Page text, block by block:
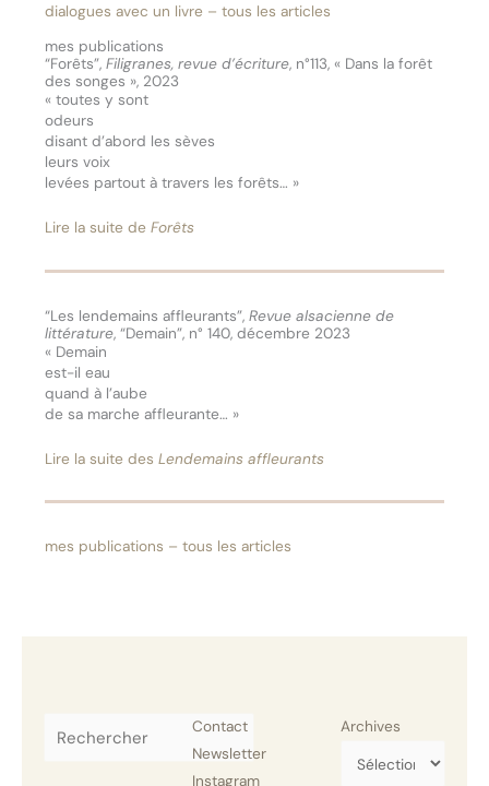
dialogues avec un livre – tous les articles
mes publications
“Forêts”,Filigranes, revue d’écriture, n°113, « Dans la forêt
des songes », 2023
« toutes y sont
odeurs
disant d’abord les sèves
leurs voix
levées partout à travers les forêts… »
Lire la suite deForêts
“Les lendemains affleurants”,Revue alsacienne de
littérature, “Demain”, n° 140, décembre 2023
« Demain
est-il eau
quand à l’aube
de sa marche affleurante… »
Lire la suite desLendemains affleurants
mes publications – tous les articles
Rechercher
Contact
Newsletter
Instagram
Archives